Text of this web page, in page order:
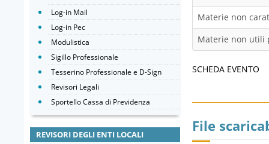
Materie non
Materie non utili
SCHEDA EVENTO
File
Log-in Mail
Log-in Pec
Modulistica
Sigillo Professionale
Tesserino Professionale e D-Sign
Revisori Legali
Sportello Cassa di Previdenza
REVISORI DEGLI ENTI LOCALI